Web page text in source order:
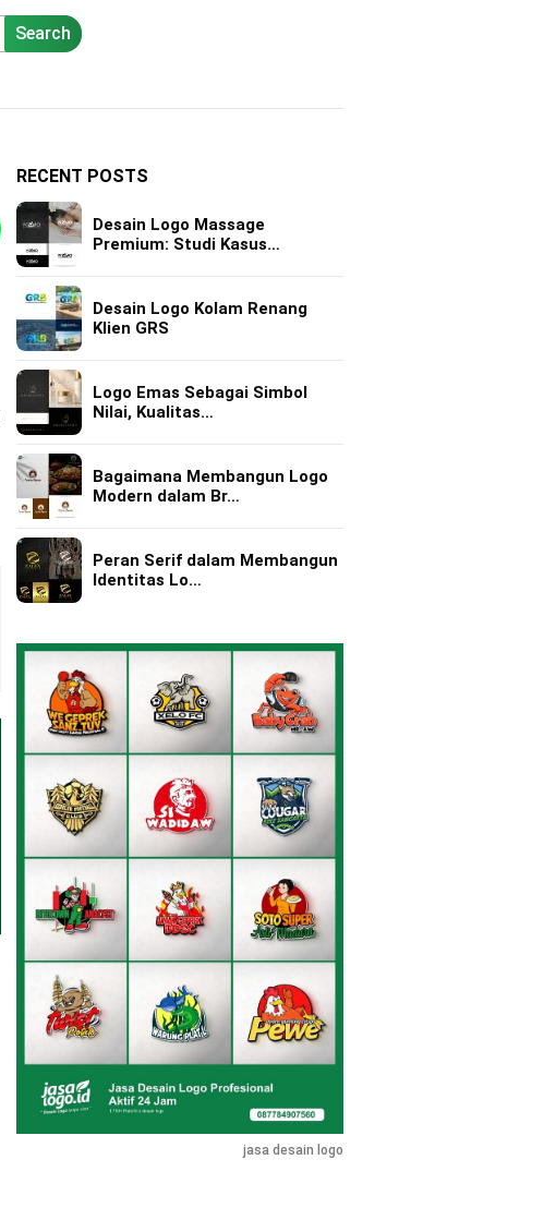
Search
RECENT POSTS
Desain Logo Massage
Premium: Studi Kasus…
Desain Logo Kolam Renang
Klien GRS
Logo Emas Sebagai Simbol
Nilai, Kualitas…
Bagaimana Membangun Logo
Modern dalam Br…
Peran Serif dalam Membangun
Identitas Lo…
jasa desain logo